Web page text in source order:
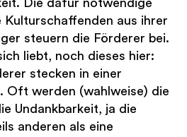
Die dafür notwendige
Kulturschaffenden aus ihrer
steuern die Förderer bei.
liebt, noch dieses hier:
stecken in einer
Oft werden (wahlweise) die
Undankbarkeit, ja die
anderen als eine